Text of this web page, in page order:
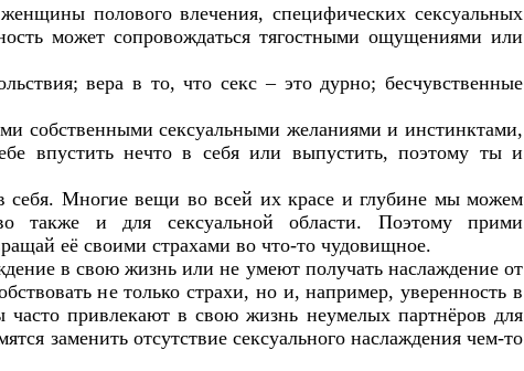
полового влечения, специфических сексуальных
может сопровождаться тягостными ощущениями или
вера в то, что секс – это дурно; бесчувственные
собственными сексуальными желаниями и инстинктами,
впустить нечто в себя или выпустить, поэтому ты и
в себя. Многие вещи во всей их красе и глубине мы можем
также и для сексуальной области. Поэтому прими
её своими страхами во что-то чудовищное.
в свою жизнь или не умеют получать наслаждение от
не только страхи, но и, например, уверенность в
привлекают в свою жизнь неумелых партнёров для
заменить отсутствие сексуального наслаждения чем-то